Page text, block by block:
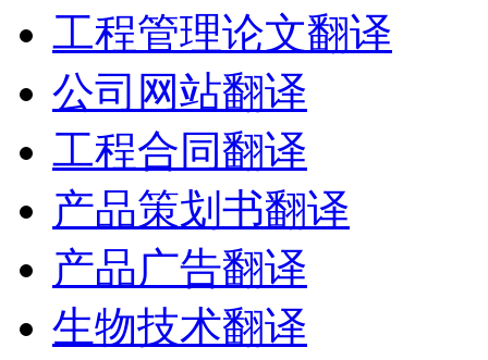
工程管理论文翻译
公司网站翻译
工程合同翻译
产品策划书翻译
产品广告翻译
生物技术翻译